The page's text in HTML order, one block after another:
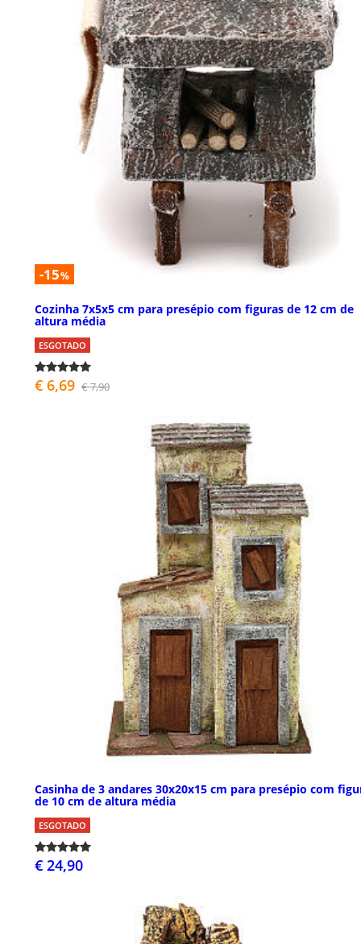
-15%
Cozinha 7x5x5 cm para presépio com figuras de 12 cm de
altura média
ESGOTADO
€ 6,69 € 7,90
Casinha de 3 andares 30x20x15 cm para presépio com
de 10 cm de altura média
ESGOTADO
€ 24,90